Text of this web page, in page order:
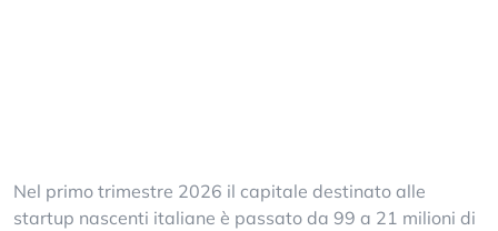
Nel primo trimestre 2026 il capitale destinato alle
startup nascenti italiane è passato da 99 a 21 milioni di